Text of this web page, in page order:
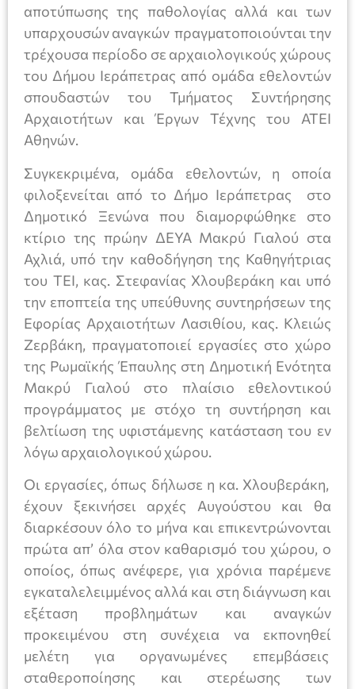
αποτύπωσης της παθολογίας αλλά και των
υπαρχουσών αναγκών πραγματοποιούνται την
τρέχουσα περίοδο σε αρχαιολογικούς χώρους
του Δήμου Ιεράπετρας από ομάδα εθελοντών
σπουδαστών του Τμήματος Συντήρησης
Αρχαιοτήτων και Έργων Τέχνης του ΑΤΕΙ
Αθηνών.
Συγκεκριμένα, ομάδα εθελοντών, η οποία
φιλοξενείται από το Δήμο Ιεράπετρας στο
Δημοτικό Ξενώνα που διαμορφώθηκε στο
κτίριο της πρώην ΔΕΥΑ Μακρύ Γιαλού στα
Αχλιά, υπό την καθοδήγηση της Καθηγήτριας
του ΤΕΙ, κας. Στεφανίας Χλουβεράκη και υπό
την εποπτεία της υπεύθυνης συντηρήσεων της
Εφορίας Αρχαιοτήτων Λασιθίου, κας. Κλειώς
Ζερβάκη, πραγματοποιεί εργασίες στο χώρο
της Ρωμαϊκής Έπαυλης στη Δημοτική Ενότητα
Μακρύ Γιαλού στο πλαίσιο εθελοντικού
προγράμματος με στόχο τη συντήρηση και
βελτίωση της υφιστάμενης κατάσταση του εν
λόγω αρχαιολογικού χώρου.
Οι εργασίες, όπως δήλωσε η κα. Χλουβεράκη,
έχουν ξεκινήσει αρχές Αυγούστου και θα
διαρκέσουν όλο το μήνα και επικεντρώνονται
πρώτα απ’ όλα στον καθαρισμό του χώρου, ο
οποίος, όπως ανέφερε, για χρόνια παρέμενε
εγκαταλελειμμένος αλλά και στη διάγνωση και
εξέταση προβλημάτων και αναγκών
προκειμένου στη συνέχεια να εκπονηθεί
μελέτη για οργανωμένες επεμβάσεις
σταθεροποίησης και στερέωσης των